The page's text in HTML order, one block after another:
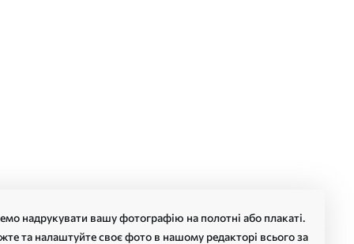
надрукувати вашу фотографію на полотні або плакаті.
та налаштуйте своє фото в нашому редакторі всього за